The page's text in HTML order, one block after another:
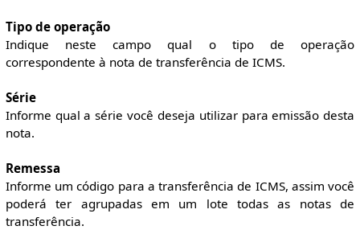
Tipo de operação
Indique neste campo qual o tipo de operação
correspondente à nota de transferência de ICMS.
Série
Informe qual a série você deseja utilizar para emissão desta
nota.
Remessa
Informe um código para a transferência de ICMS, assim você
poderá ter agrupadas em um lote todas as notas de
transferência.